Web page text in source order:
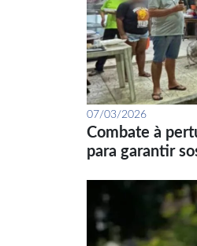
07/03/2026
Combate à
para garantir